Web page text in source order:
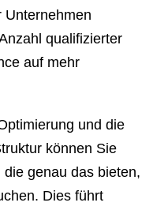
Unternehmen
qualifizierter
auf mehr
und die
können Sie
genau das bieten,
Dies führt